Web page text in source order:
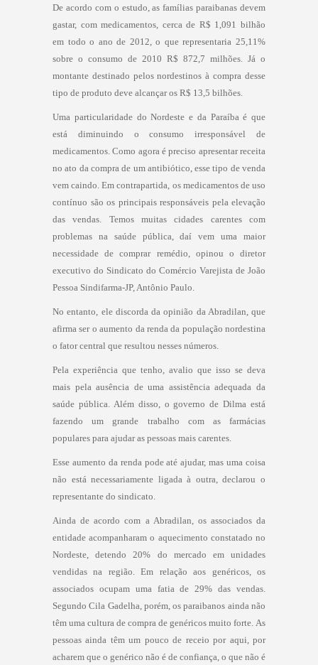
De acordo com o estudo, as famílias paraibanas devem
gastar, com medicamentos, cerca de R$ 1,091 bilhão
em todo o ano de 2012, o que representaria 25,11%
sobre o consumo de 2010 R$ 872,7 milhões. Já o
montante destinado pelos nordestinos à compra desse
tipo de produto deve alcançar os R$ 13,5 bilhões.
Uma particularidade do Nordeste e da Paraíba é que
está diminuindo o consumo irresponsável de
medicamentos. Como agora é preciso apresentar receita
no ato da compra de um antibiótico, esse tipo de venda
vem caindo. Em contrapartida, os medicamentos de uso
contínuo são os principais responsáveis pela elevação
das vendas. Temos muitas cidades carentes com
problemas na saúde pública, daí vem uma maior
necessidade de comprar remédio, opinou o diretor
executivo do Sindicato do Comércio Varejista de João
Pessoa Sindifarma-JP, Antônio Paulo.
No entanto, ele discorda da opinião da Abradilan, que
afirma ser o aumento da renda da população nordestina
o fator central que resultou nesses números.
Pela experiência que tenho, avalio que isso se deva
mais pela ausência de uma assistência adequada da
saúde pública. Além disso, o governo de Dilma está
fazendo um grande trabalho com as farmácias
populares para ajudar as pessoas mais carentes.
Esse aumento da renda pode até ajudar, mas uma coisa
não está necessariamente ligada à outra, declarou o
representante do sindicato.
Ainda de acordo com a Abradilan, os associados da
entidade acompanharam o aquecimento constatado no
Nordeste, detendo 20% do mercado em unidades
vendidas na região. Em relação aos genéricos, os
associados ocupam uma fatia de 29% das vendas.
Segundo Cila Gadelha, porém, os paraibanos ainda não
têm uma cultura de compra de genéricos muito forte. As
pessoas ainda têm um pouco de receio por aqui, por
acharem que o genérico não é de confiança, o que não é